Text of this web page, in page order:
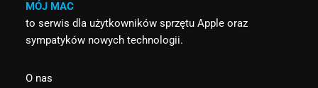
MÓJ MAC
to serwis dla użytkowników sprzętu Apple oraz
sympatyków nowych technologii.
O nas